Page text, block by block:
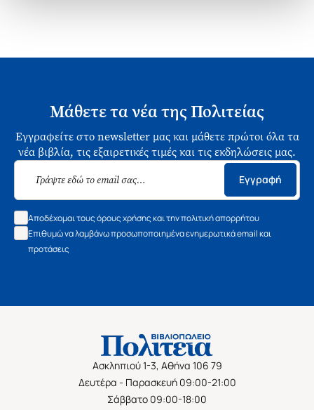
Μάθετε τα νέα της Πολιτείας
Εγγραφείτε στο newsletter μας και μάθετε πρώτοι όλα τα
νέα βιβλία, τις εξαιρετικές τιμές και τις εκδηλώσεις μας.
Εγγραφή
Αποδέχομαι τους όρους χρήσης και την πολιτική απορρήτου
Επιθυμώ να λαμβάνω προσωποποιημένα ενημερωτικά email και
προτάσεις
Ασκληπιού 1-3, Αθήνα 106 79
Δευτέρα - Παρασκευή 09:00-21:00
Σάββατο 09:00-18:00